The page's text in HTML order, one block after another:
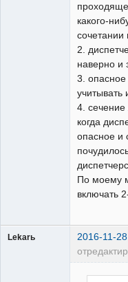
какого-
2.
наверно и
3. опасное
учитывать
4. сечение
когда
опасное и
По моему
включать
Lekarь 2016-11-